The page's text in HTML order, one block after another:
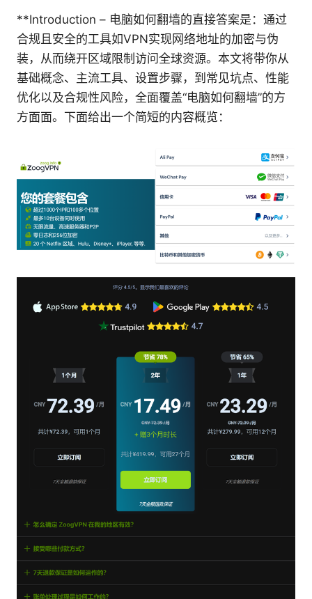
**Introduction – 电脑如何翻墙的直接答案是：通过
合规且安全的工具如VPN实现网络地址的加密与伪
装，从而绕开区域限制访问全球资源。本文将带你从
基础概念、主流工具、设置步骤，到常见坑点、性能
优化以及合规性风险，全面覆盖“电脑如何翻墙”的方
方面面。下面给出一个简短的内容概览：